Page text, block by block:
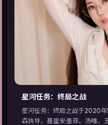
星河任务：终局之战
星河任务：终局之战于2020
森执导，基里安·墨菲、汤唯